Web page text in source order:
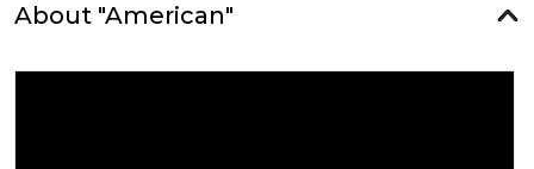
About "American"